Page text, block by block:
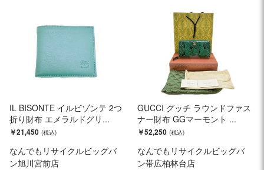
IL BISONTE イルビゾンテ 2つ
折り財布 エメラルドグリ...
￥21,450
なんでもリサイクルビッグバ
ン旭川宮前店
GUCCI グッチ ラウンドファス
ナー財布 GGマーモント ...
￥52,250
なんでもリサイクルビッグバ
ン帯広柏林台店